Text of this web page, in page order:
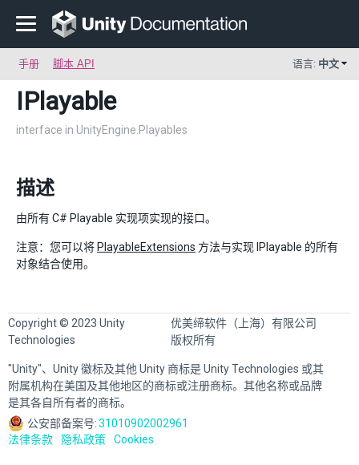
手册 脚本 API 语言: 中文
IPlayable
interface in UnityEngine.Playables
描述
由所有 C# Playable 实现项实现的接口。
注意：您可以将 PlayableExtensions 方法与实现 IPlayable 的所有
对象结合使用。
Copyright © 2023 Unity
Technologies
优美缔软件（上海）有限公司
版权所有
"Unity"、Unity 徽标及其他 Unity 商标是 Unity Technologies 或其
附属机构在美国及其他地区的商标或注册商标。其他名称或品牌
是其各自所有者的商标。
公安部备案号:31010902002961
法律条款
隐私政策 Cookies